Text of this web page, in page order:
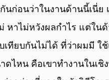
กันก่อนว่าในงานด้านนี้เนี่ย
าไม่หวังผลกําไร แต่ใน
เทียบกันไม่ได้ ที่ว่าผมมี
ดไหน คือเขาทํางานในเ